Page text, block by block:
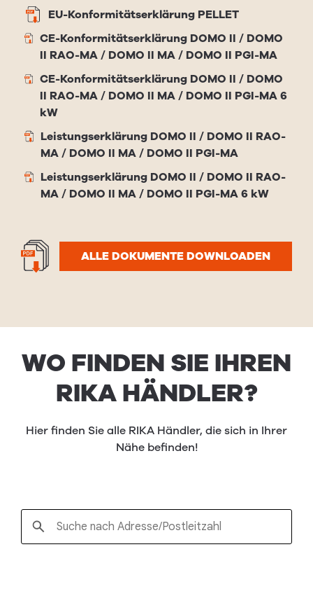
EU-Konformitätserklärung PELLET
CE-Konformitätserklärung DOMO II / DOMO
II RAO-MA / DOMO II MA / DOMO II PGI-MA
CE-Konformitätserklärung DOMO II / DOMO
II RAO-MA / DOMO II MA / DOMO II PGI-MA 6
kW
Leistungserklärung DOMO II / DOMO II RAO-
MA / DOMO II MA / DOMO II PGI-MA
Leistungserklärung DOMO II / DOMO II RAO-
MA / DOMO II MA / DOMO II PGI-MA 6 kW
ALLE DOKUMENTE DOWNLOADEN
WO FINDEN SIE IHREN
RIKA HÄNDLER?
Hier finden Sie alle RIKA Händler, die sich in Ihrer
Nähe befinden!